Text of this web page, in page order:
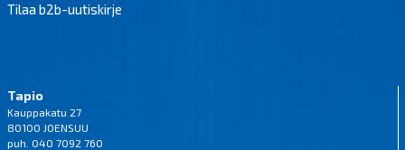
Tilaa b2b-uutiskirje
Tapio
Kauppakatu 27
80100 JOENSUU
puh. 040 7092 760